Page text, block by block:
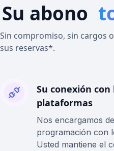
Su abono
Sin compromiso, sin cargos
sus reservas*.
Su conexión
plataformas
Nos encargamos
programación con
Usted mantiene el